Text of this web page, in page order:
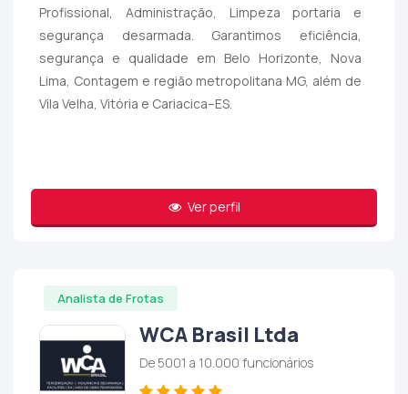
Profissional, Administração, Limpeza portaria e
segurança desarmada. Garantimos eficiência,
segurança e qualidade em Belo Horizonte, Nova
Lima, Contagem e região metropolitana MG, além de
Vila Velha, Vitória e Cariacica–ES.
Ver perfil
Analista de Frotas
WCA Brasil Ltda
De 5001 a 10.000 funcionários